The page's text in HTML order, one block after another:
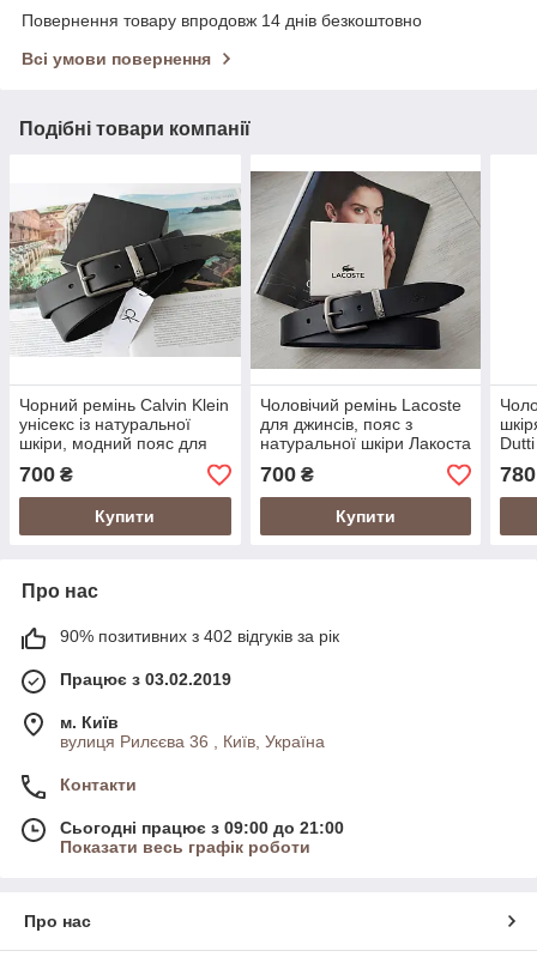
Повернення товару впродовж 14 днів безкоштовно
Всі умови повернення
Подібні товари компанії
Чорний ремінь Calvin Klein
унісекс із натуральної
шкіри, модний пояс для
штанів і джинсів, ремінь
Келвін Кляйн
700 ₴
Купити
Чоловічий ремінь Lacoste
для джинсів, пояс з
натуральної шкіри Лакоста
в коробці, ремінь для
щоденного стилю
700₴
Купити
780
Про нас
90% позитивних з 402 відгуків за рік
Працює з 03.02.2019
м. Київ
вулиця Рилєєва 36 , Київ, Україна
Контакти
Сьогодні працює з 09:00 до 21:00
Показати весь графік роботи
Про нас